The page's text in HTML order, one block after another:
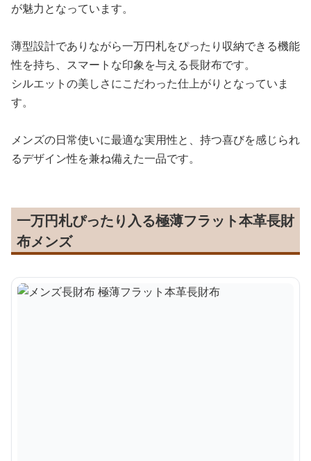
が魅力となっています。
薄型設計でありながら一万円札をぴったり収納できる機能
性を持ち、スマートな印象を与える長財布です。
シルエットの美しさにこだわった仕上がりとなっていま
す。
メンズの日常使いに最適な実用性と、持つ喜びを感じられ
るデザイン性を兼ね備えた一品です。
一万円札ぴったり入る極薄フラット本革長財
布メンズ